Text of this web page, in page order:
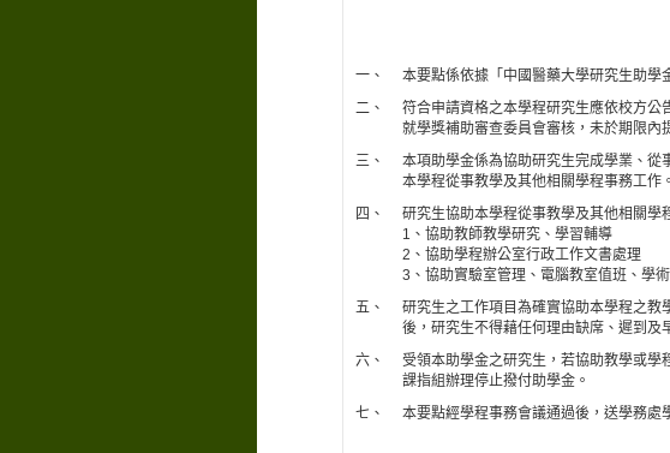
一、
本要點係依據「中國醫藥大學研究生助學
二、
符合申請資格之本學程研究生應依校方公
就學獎補助審查委員會審核，未於期限內
三、
本項助學金係為協助研究生完成學業、
本學程從事教學及其他相關學程事務工作。
四、
研究生協助本學程從事教學及其他相關學
1、協助教師教學研究、學習輔導
2、協助學程辦公室行政工作文書處理
3、協助實驗室管理、電腦教室值班、學
五、
研究生之工作項目為確實協助本學程之
後，研究生不得藉任何理由缺席、遲到及
六、
受領本助學金之研究生，若協助教學或
課指組辦理停止撥付助學金。
七、
本要點經學程事務會議通過後，送學務處